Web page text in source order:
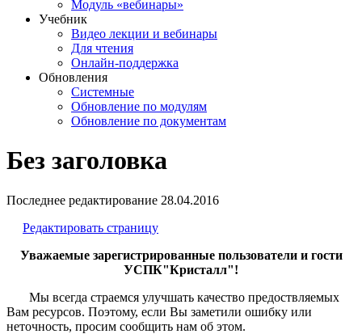
Модуль «вебинары»
Учебник
Видео лекции и вебинары
Для чтения
Онлайн-поддержка
Обновления
Системные
Обновление по модулям
Обновление по документам
Без заголовка
Последнее редактирование 28.04.2016
Редактировать страницу
Уважаемые зарегистрированные пользователи и гости
УСПК"Кристалл"!
Мы всегда страемся улучшать качество предоствляемых
Вам ресурсов. Поэтому, если Вы заметили ошибку или
неточность, просим сообщить нам об этом.